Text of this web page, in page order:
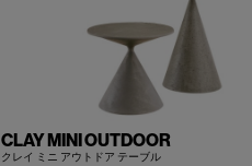
CLAY MINI OUTDOOR
クレイ ミニ アウトドア テーブル